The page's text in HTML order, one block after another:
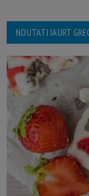
NOUTATI IAURT